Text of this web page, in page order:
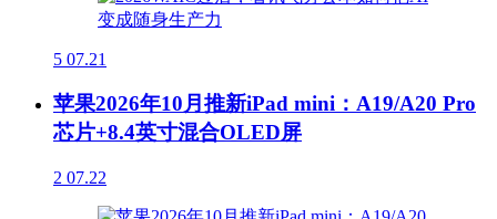
5 07.21
苹果2026年10月推新iPad mini：A19/A20 Pro
芯片+8.4英寸混合OLED屏
2 07.22